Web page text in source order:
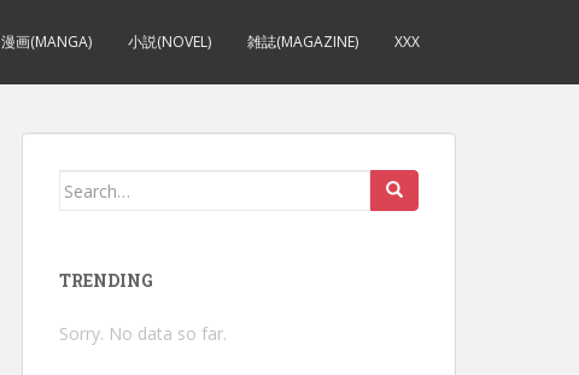
漫画(MANGA) 小説(NOVEL) 雑誌(MAGAZINE) XXX
Search
TRENDING
Sorry. No data so far.